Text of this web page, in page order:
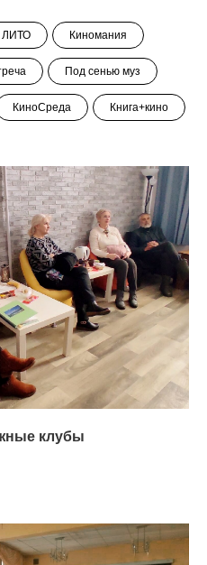
ЛИТО Киномания
Под сенью муз
КиноСреда Книга+кино
клубы